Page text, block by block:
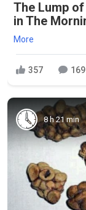
The Lump
in The
More
357 169
8 h 21 min